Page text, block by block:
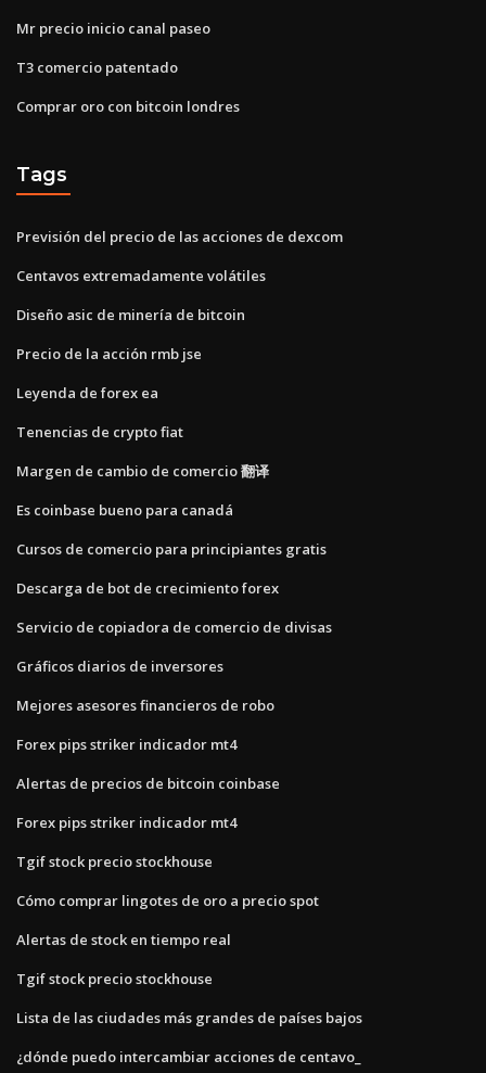
Mr precio inicio canal paseo
T3 comercio patentado
Comprar oro con bitcoin londres
Tags
Previsión del precio de las acciones de dexcom
Centavos extremadamente volátiles
Diseño asic de minería de bitcoin
Precio de la acción rmb jse
Leyenda de forex ea
Tenencias de crypto fiat
Margen de cambio de comercio 翻译
Es coinbase bueno para canadá
Cursos de comercio para principiantes gratis
Descarga de bot de crecimiento forex
Servicio de copiadora de comercio de divisas
Gráficos diarios de inversores
Mejores asesores financieros de robo
Forex pips striker indicador mt4
Alertas de precios de bitcoin coinbase
Forex pips striker indicador mt4
Tgif stock precio stockhouse
Cómo comprar lingotes de oro a precio spot
Alertas de stock en tiempo real
Tgif stock precio stockhouse
Lista de las ciudades más grandes de países bajos
¿dónde puedo intercambiar acciones de centavo_